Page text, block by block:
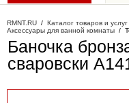
RMNT.RU / Каталог товаров и услуг
Аксессуары для ванной комнаты /
Баночка
сваровски